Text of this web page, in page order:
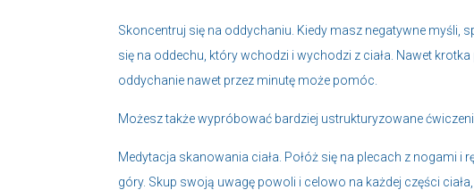
Skoncentruj się na oddychaniu. Kiedy masz negatywne myśli,
się na oddechu, który wchodzi i wychodzi z ciała. Nawet
oddychanie nawet przez minutę może pomóc.
Możesz także wypróbować bardziej ustrukturyzowane
Medytacja skanowania ciała. Połóż się na plecach z nogami
góry. Skup swoją uwagę powoli i celowo na każdej części